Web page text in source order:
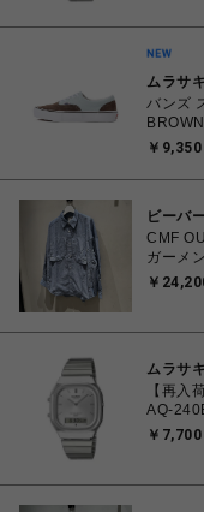
ムラサ
バンズ
ーカー
￥9,350
ビーバ
CMF
ガーメ
￥
ムラサ
【再入
AQ-
￥7,700